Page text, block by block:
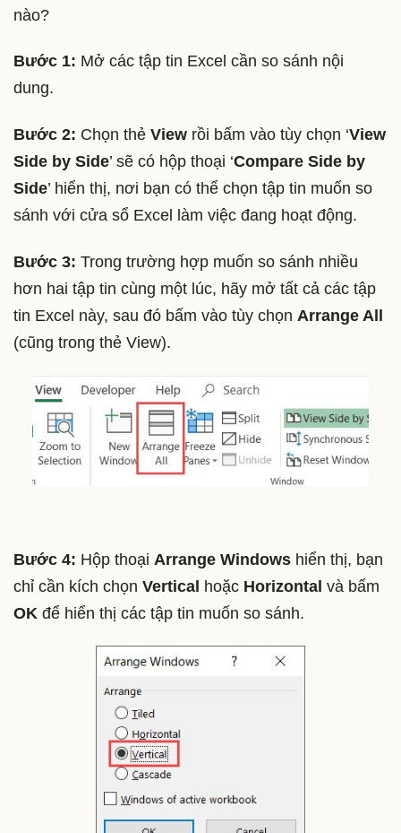
nào?
Bước 1: Mở các tập tin Excel cần so sánh nội
dung.
Bước 2: Chọn thẻ View rồi bấm vào tùy chọn ‘View
Side by Side’ sẽ có hộp thoại ‘Compare Side by
Side’ hiển thị, nơi bạn có thể chọn tập tin muốn so
sánh với cửa sổ Excel làm việc đang hoạt động.
Bước 3: Trong trường hợp muốn so sánh nhiều
hơn hai tập tin cùng một lúc, hãy mở tất cả các tập
tin Excel này, sau đó bấm vào tùy chọn Arrange All
(cũng trong thẻ View).
Bước 4: Hộp thoại Arrange Windows hiển thị, bạn
chỉ cần kích chọn Vertical hoặc Horizontal và bấm
OK để hiển thị các tập tin muốn so sánh.